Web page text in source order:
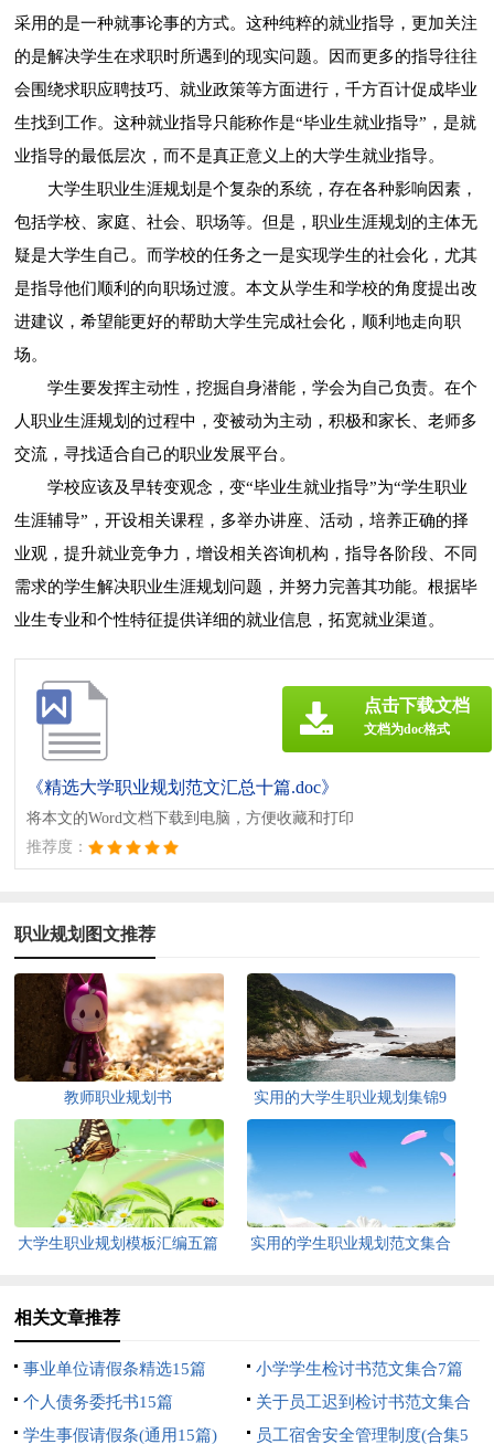
采用的是一种就事论事的方式。这种纯粹的就业指导，更加关注
的是解决学生在求职时所遇到的现实问题。因而更多的指导往往
会围绕求职应聘技巧、就业政策等方面进行，千方百计促成毕业
生找到工作。这种就业指导只能称作是“毕业生就业指导”，是就
业指导的最低层次，而不是真正意义上的大学生就业指导。
大学生职业生涯规划是个复杂的系统，存在各种影响因素，
包括学校、家庭、社会、职场等。但是，职业生涯规划的主体无
疑是大学生自己。而学校的任务之一是实现学生的社会化，尤其
是指导他们顺利的向职场过渡。本文从学生和学校的角度提出改
进建议，希望能更好的帮助大学生完成社会化，顺利地走向职
场。
学生要发挥主动性，挖掘自身潜能，学会为自己负责。在个
人职业生涯规划的过程中，变被动为主动，积极和家长、老师多
交流，寻找适合自己的职业发展平台。
学校应该及早转变观念，变“毕业生就业指导”为“学生职业
生涯辅导”，开设相关课程，多举办讲座、活动，培养正确的择
业观，提升就业竞争力，增设相关咨询机构，指导各阶段、不同
需求的学生解决职业生涯规划问题，并努力完善其功能。根据毕
业生专业和个性特征提供详细的就业信息，拓宽就业渠道。
《精选大学职业规划范文汇总十篇.doc》
将本文的Word文档下载到电脑，方便收藏和打印
推荐度：
点击下载文档
文档为doc格式
职业规划图文推荐
教师职业规划书
实用的大学生职业规划集锦9
大学生职业规划模板汇编五篇
实用的学生职业规划范文集合
相关文章推荐
事业单位请假条精选15篇
小学学生检讨书范文集合7篇
个人债务委托书15篇
关于员工迟到检讨书范文集合
7篇
学生事假请假条(通用15篇)
员工宿舍安全管理制度(合集5